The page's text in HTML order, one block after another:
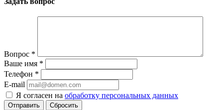
Вопрос *
Ваше имя *
Телефон *
E-mail
Я согласен на обработку персональных данных
Сбросить